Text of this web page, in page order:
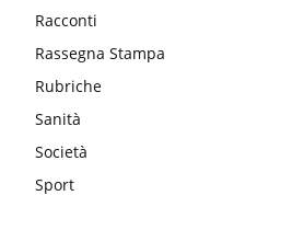
Racconti
Rassegna Stampa
Rubriche
Sanità
Società
Sport